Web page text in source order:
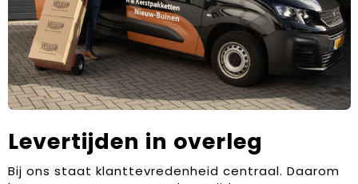
Levertijden in overleg
Bij ons staat klanttevredenheid centraal. Daarom